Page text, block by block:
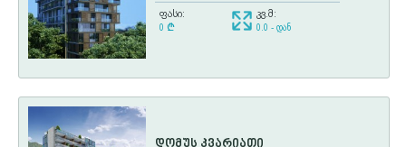
ფასი:
0 ¢
კვ.მ:
0.0 - დან
დომუს კვარიათი